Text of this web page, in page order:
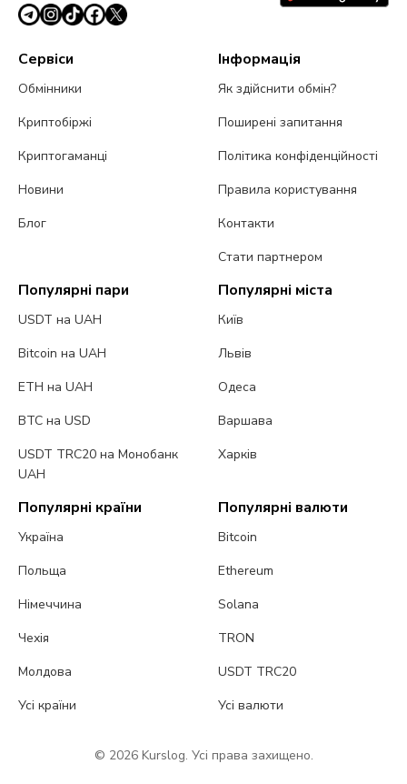
Сервіси
Обмінники
Криптобіржі
Криптогаманці
Новини
Блог
Інформація
Як здійснити обмін?
Поширені запитання
Політика конфіденційності
Правила користування
Контакти
Стати партнером
Популярні пари
USDT на UAH
Bitcoin на UAH
ETH на UAH
BTC на USD
USDT TRC20 на Монобанк
UAH
Популярні міста
Київ
Львів
Одеса
Варшава
Харків
Популярні країни
Україна
Польща
Німеччина
Чехія
Молдова
Усі країни
Популярні валюти
Bitcoin
Ethereum
Solana
TRON
USDT TRC20
Усі валюти
© 2026 Kurslog. Усі права захищено.